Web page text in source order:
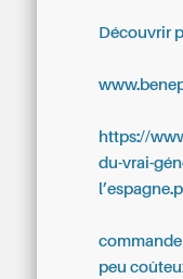
Découvrir
https://
du-vrai-
peu